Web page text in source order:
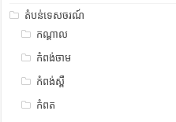
តំបន់ទេសចរណ៍
កណ្តាល
កំពង់ចាម
កំពង់ស្ពឺ
កំពត